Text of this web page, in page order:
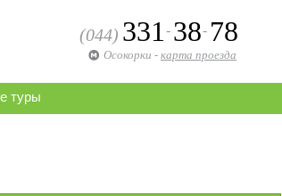
(044) 331 - 38- 78
Осокорки - карта проезда
туры